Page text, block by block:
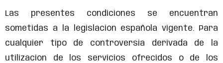
Las presentes condiciones se encuentran
sometidas a la legislación española vigente. Para
cualquier tipo de controversia derivada de la
utilización de los servicios ofrecidos o de los